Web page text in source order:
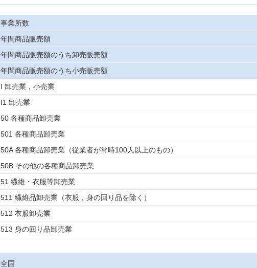
事業所数
年間商品販売額
年間商品販売額のうち卸売販売額
年間商品販売額のうち小売販売額
I 卸売業，小売業
I1 卸売業
50 各種商品卸売業
501 各種商品卸売業
50A 各種商品卸売業（従業者が常時100人以上のもの）
50B その他の各種商品卸売業
51 繊維・衣服等卸売業
511 繊維品卸売業（衣服，身の回り品を除く）
512 衣服卸売業
513 身の回り品卸売業
全国